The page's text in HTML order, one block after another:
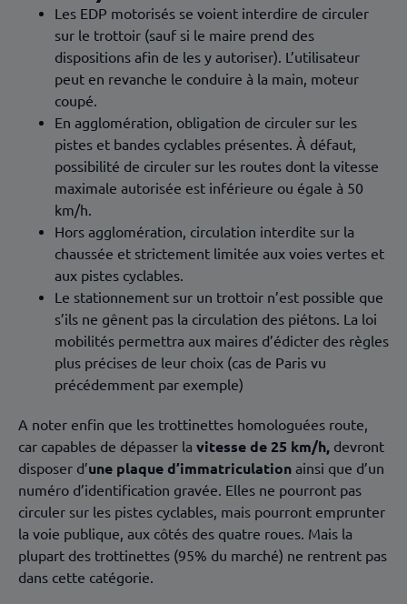
Les EDP motorisés se voient interdire de circuler
sur le trottoir (sauf si le maire prend des
dispositions afin de les y autoriser). L’utilisateur
peut en revanche le conduire à la main, moteur
coupé.
En agglomération, obligation de circuler sur les
pistes et bandes cyclables présentes. À défaut,
possibilité de circuler sur les routes dont la vitesse
maximale autorisée est inférieure ou égale à 50
km/h.
Hors agglomération, circulation interdite sur la
chaussée et strictement limitée aux voies vertes et
aux pistes cyclables.
Le stationnement sur un trottoir n’est possible que
s’ils ne gênent pas la circulation des piétons. La loi
mobilités permettra aux maires d’édicter des règles
plus précises de leur choix (cas de Paris vu
précédemment par exemple)
A noter enfin que les trottinettes homologuées route,
car capables de dépasser la vitesse de 25 km/h, devront
disposer d’une plaque d’immatriculation ainsi que d’un
numéro d’identification gravée. Elles ne pourront pas
circuler sur les pistes cyclables, mais pourront emprunter
la voie publique, aux côtés des quatre roues. Mais la
plupart des trottinettes (95% du marché) ne rentrent pas
dans cette catégorie.